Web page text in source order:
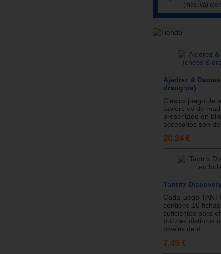
(más iva)
Ajedrez &
draughts)
Clásico juego de
tablero es de
presentado en
accesorios son
20.24 €
Tantrix
Cada juego
contiene 10
suficientes para
puzzles distintos
niveles de d...
7.45 €